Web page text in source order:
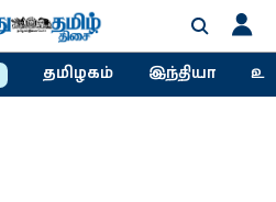
தமிழகம் இந்தியா